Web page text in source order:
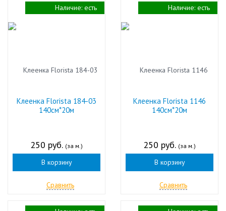
Клеенка Florista 184-03
140см*20м
250 руб. (за м.)
В корзину
Сравнить
Наличие: есть
Клеенка Florista 1146
140см*20м
250 руб. (за м.)
В корзину
Сравнить
Наличие: есть